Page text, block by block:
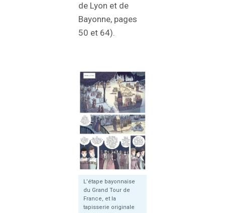
de Lyon et de
Bayonne, pages
50 et 64).
L’étape bayonnaise
du Grand Tour de
France, et la
tapisserie originale